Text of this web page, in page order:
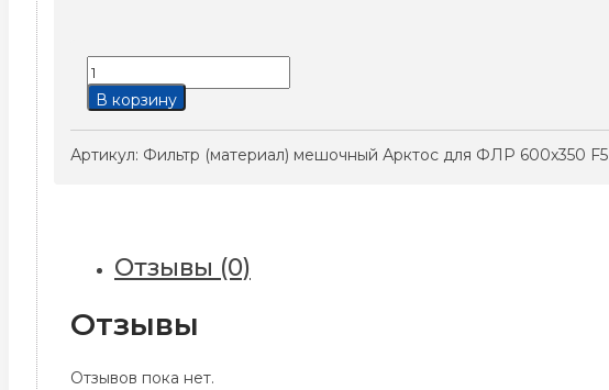
Количество
товара
(материал)
600x350
В корзину
Артикул: Фильтр (материал) мешочный Арктос для ФЛР 600x350 F5
Отзывы (0)
Отзывы
Отзывов пока нет.